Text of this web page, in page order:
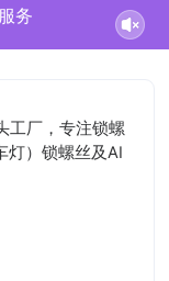
务
工厂，专注锁螺
灯）锁螺丝及AI